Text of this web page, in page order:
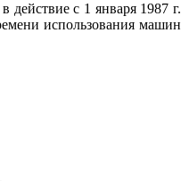
действие с 1 января 1987 г.
использования машин